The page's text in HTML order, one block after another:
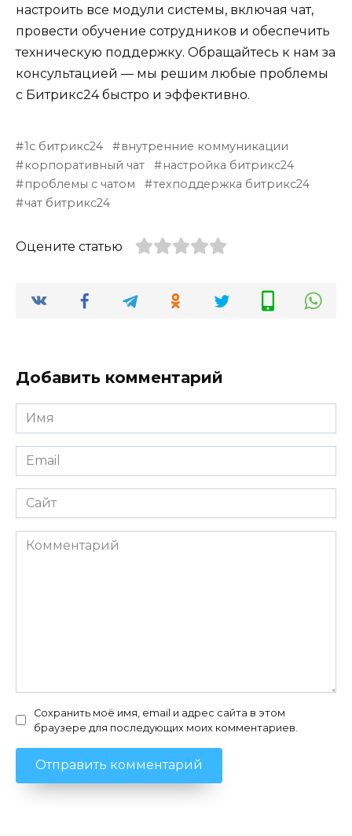
настроить все модули системы, включая чат,
провести обучение сотрудников и обеспечить
техническую поддержку. Обращайтесь к нам за
консультацией — мы решим любые проблемы
с Битрикс24 быстро и эффективно.
1с битрикс24
внутренние коммуникации
корпоративный чат
настройка битрикс24
проблемы с чатом
техподдержка битрикс24
чат битрикс24
Оцените статью
Добавить комментарий
Имя
*
Email
*
Сайт
Комментарий
Сохранить моё имя, email и адрес сайта в этом
браузере для последующих моих комментариев.